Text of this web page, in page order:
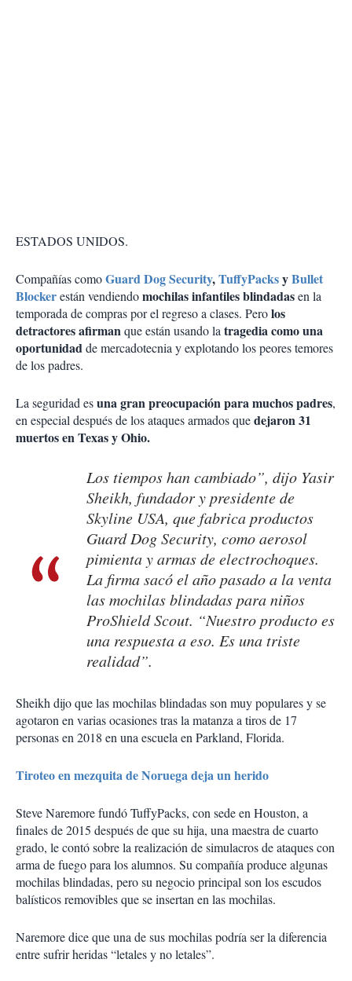
ESTADOS UNIDOS.
Compañías comoGuard Dog Security,TuffyPacksyBullet
Blockerestán vendiendomochilas infantiles blindadasen la
temporada de compras por el regreso a clases. Perolos
detractores afirmanque están usando latragedia como una
oportunidadde mercadotecnia y explotando los peores temores
de los padres.
La seguridad esuna gran preocupación para muchos padres,
en especial después de los ataques armados quedejaron 31
muertos en Texas y Ohio.
Los tiempos han cambiado”, dijo Yasir
Sheikh, fundador y presidente de
Skyline USA, que fabrica productos
Guard Dog Security, como aerosol
pimienta y armas de electrochoques.
La firma sacó el año pasado a la venta
las mochilas blindadas para niños
ProShield Scout. “Nuestro producto es
una respuesta a eso. Es una triste
realidad”.
Sheikh dijo que las mochilas blindadas son muy populares y se
agotaron en varias ocasiones tras la matanza a tiros de 17
personas en 2018 en una escuela en Parkland, Florida.
Tiroteo en mezquita de Noruega deja un herido
Steve Naremore fundó TuffyPacks, con sede en Houston, a
finales de 2015 después de que su hija, una maestra de cuarto
grado, le contó sobre la realización de simulacros de ataques con
arma de fuego para los alumnos. Su compañía produce algunas
mochilas blindadas, pero su negocio principal son los escudos
balísticos removibles que se insertan en las mochilas.
Naremore dice que una de sus mochilas podría ser la diferencia
entre sufrir heridas “letales y no letales”.